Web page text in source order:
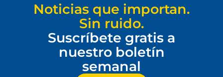
Noticias que importan.
Sin ruido.
Suscríbete gratis a
nuestro boletín
semanal